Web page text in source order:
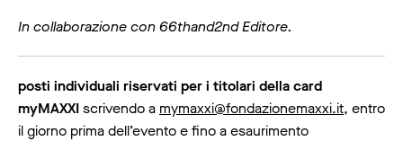
In collaborazione con 66thand2nd Editore.
posti individuali riservati per i titolari della card
myMAXXIscrivendo a mymaxxi@fondazionemaxxi.it, entro
il giorno prima dell’evento e fino a esaurimento